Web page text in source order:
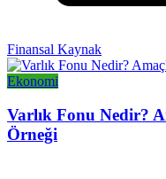
Finansal Kaynak
Ekonomi
Varlık Fonu Nedir?
Örneği